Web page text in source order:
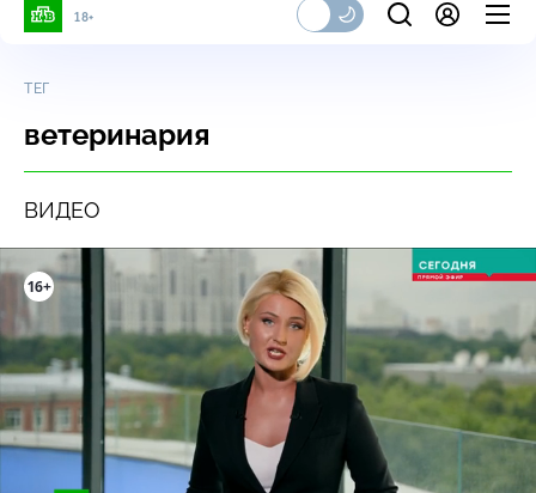
18+
ТЕГ
ветеринария
ВИДЕО
16+